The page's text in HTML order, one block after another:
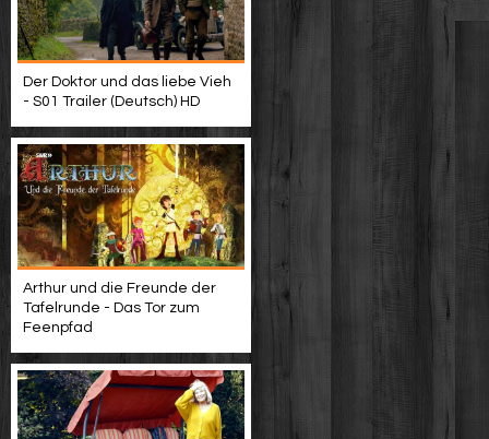
Der Doktor und das liebe Vieh
- S01 Trailer (Deutsch) HD
Arthur und die Freunde der
Tafelrunde - Das Tor zum
Feenpfad